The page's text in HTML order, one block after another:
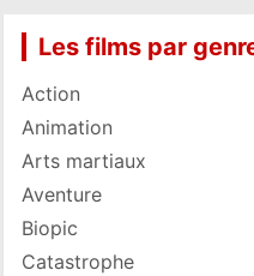
Les films par
Action
Animation
Arts martiaux
Aventure
Biopic
Catastrophe